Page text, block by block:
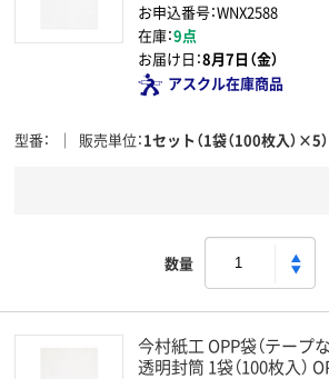
お申込番号：WNX2588
在庫：9点
お届け日：8月7日（金）
アスクル在庫商品
型番 販売単位 1セット（1袋（100枚入）×5）
数量
今村紙工 OPP袋（テープ
透明封筒 1袋（100枚入）